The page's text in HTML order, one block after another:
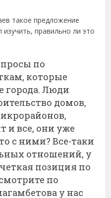
такое предложение
правильно ли это
по
которые
города. Люди
домов,
и все, они уже
с ними? Все-таки
отношений, у
позиция по
по
у нас